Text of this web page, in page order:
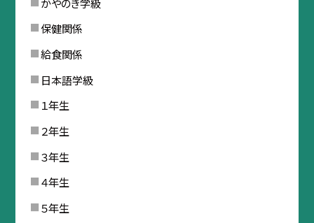
保健関係
給食関係
日本語学級
１年生
２年生
３年生
４年生
５年生